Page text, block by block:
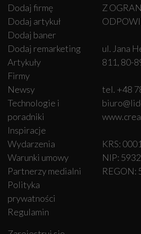
Dodaj firmę
Dodaj artykuł
Dodaj baner
Dodaj remarketing
Artykuły
Firmy
Newsy
Technologie i
poradniki
Inspiracje
Wydarzenia
Warunki umowy
Partnerzy medialni
Polityka
prywatności
Regulamin
Z
ul. Jana
811, 80-
tel. +48
KRS:
NIP:
REGON: